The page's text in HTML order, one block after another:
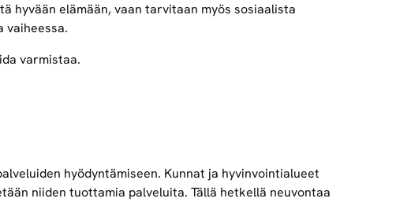
hyvään elämään, vaan tarvitaan myös sosiaalista
vaiheessa.
varmistaa.
hyödyntämiseen. Kunnat ja hyvinvointialueet
niiden tuottamia palveluita. Tällä hetkellä neuvontaa